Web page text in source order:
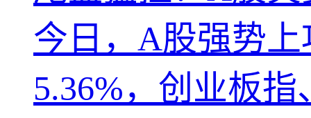
今日，A股强势
5.36%，创业板